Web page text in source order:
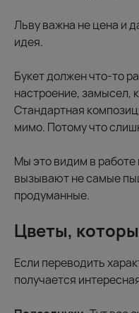
Льву важна не цена и
идея.
Букет должен что-то
настроение, замысел,
Стандартная
мимо. Потому что
Мы это видим в
вызывают не самые
продуманные.
Цветы,
Если переводить
получается